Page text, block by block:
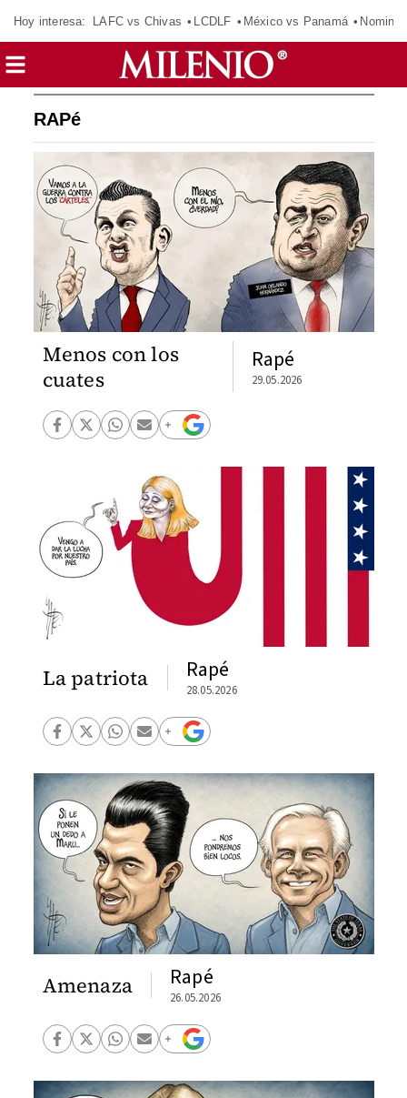
Hoy interesa: LAFC vs Chivas LCDLF México vs Panamá
RAPé
Menos con los
cuates
Rapé
29.05.2026
La patriota Rapé
28.05.2026
Amenaza Rapé
26.05.2026